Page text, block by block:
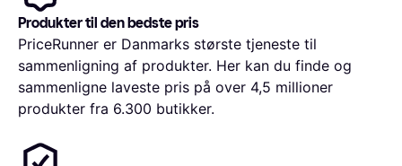
Produkter til den bedste pris
PriceRunner er Danmarks største tjeneste til
sammenligning af produkter. Her kan du finde og
sammenligne laveste pris på over 4,5 millioner
produkter fra 6.300 butikker.